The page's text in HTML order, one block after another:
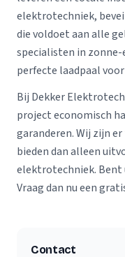
elektrotechniek,
die voldoet aan alle
specialisten in zonne-
perfecte laadpaal
Bij Dekker
project economisch
garanderen. Wij zijn
bieden dan alleen
elektrotechniek. Bent
Vraag dan nu een
Contact